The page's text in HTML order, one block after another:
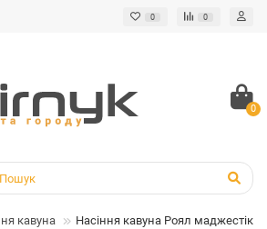
0 0
0
кавуна Насіння кавуна Роял маджестік